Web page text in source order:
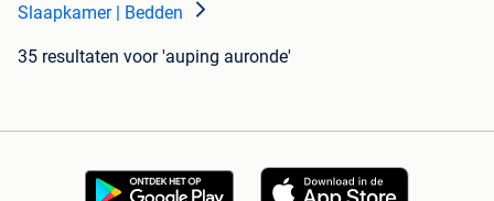
Slaapkamer | Bedden
35 resultaten voor 'auping auronde'